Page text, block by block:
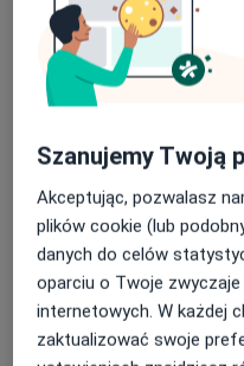
Zdjęcia i filmy
Zobacz galerię (1)
Szanujemy Twoją
Akceptując, pozwalasz
plików cookie (lub
danych do celów
oparciu o Twoje
internetowych. W każdej
zaktualizować swoje